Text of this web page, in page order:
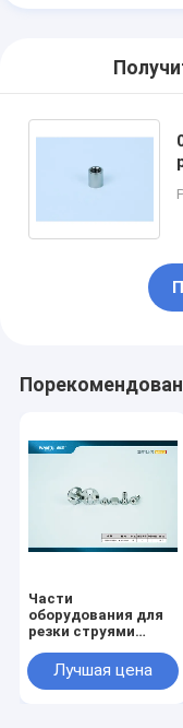
Части
оборудования для
резки струями
1 87K
Интенсификатор
Лучшая цена